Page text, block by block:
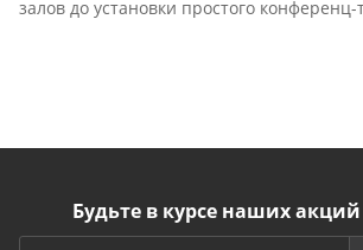
залов до установки простого
Будьте в курсе наших